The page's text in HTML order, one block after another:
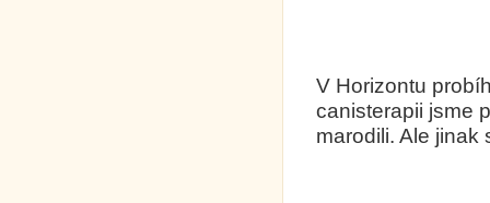
V Horizontu
canisterapii jsme
marodili. Ale jinak